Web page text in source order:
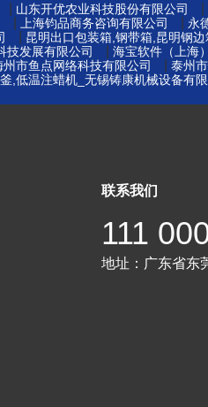
山东开优农业科技股份有限公司
上海钧品商务咨询有限公司 永
昆明出口包装箱,钢带箱,昆明钢
技发展有限公司 海宝软件（上海
州市鱼点网络科技有限公司 泰州
,低温注蜡机_无锡铸康机械设备有
联系我们
111
地址： 广东省东